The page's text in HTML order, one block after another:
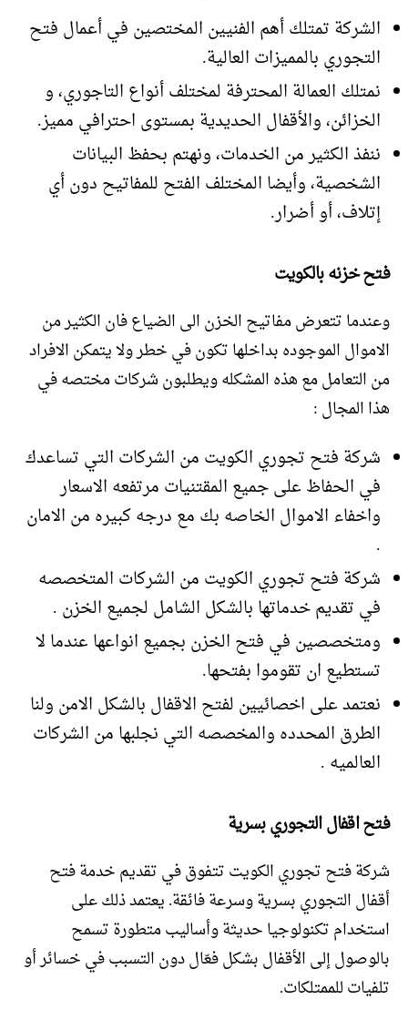
الشركة تمتلك أهم الفنيين المختصين في أعمال فتح
التجوري بالمميزات العالية.
نمتلك العمالة المحترفة لمختلف أنواع التاجوري، و
الخزائن، والأقفال الحديدية بمستوى احترافي مميز.
ننفذ الكثير من الخدمات، ونهتم بحفظ البيانات
الشخصية، وأيضا المختلف الفتح للمفاتيح دون أي
إتلاف، أو أضرار.
فتح خزنه بالكويت
وعندما تتعرض مفاتيح الخزن الى الضياع فان الكثير من
الاموال الموجوده بداخلها تكون في خطر ولا يتمكن الافراد
من التعامل مع هذه المشكله ويطلبون شركات مختصه في
هذا المجال :
شركة فتح تجوري الكويت من الشركات التي تساعدك
في الحفاظ على جميع المقتنيات مرتفعه الاسعار
واخفاء الاموال الخاصه بك مع درجه كبيره من الامان
.
شركة فتح تجوري الكويت من الشركات المتخصصه
في تقديم خدماتها بالشكل الشامل لجميع الخزن .
ومتخصصين في فتح الخزن بجميع انواعها عندما لا
تستطيع ان تقوموا بفتحها.
نعتمد على اخصائيين لفتح الاقفال بالشكل الامن ولنا
الطرق المحدده والمخصصه التي نجلبها من الشركات
العالميه .
فتح اقفال التجوري بسرية
شركة فتح تجوري الكويت تتفوق في تقديم خدمة فتح
أقفال التجوري بسرية وسرعة فائقة. يعتمد ذلك على
استخدام تكنولوجيا حديثة وأساليب متطورة تسمح
بالوصول إلى الأقفال بشكل فعّال دون التسبب في خسائر أو
تلفيات للممتلكات.